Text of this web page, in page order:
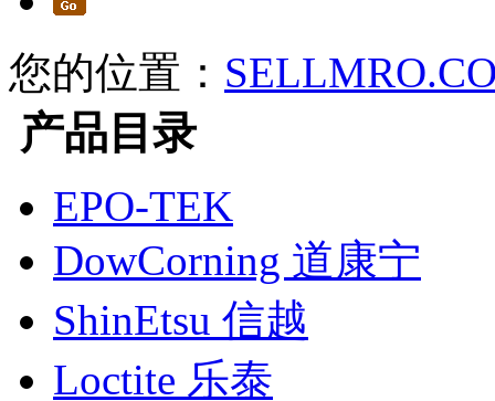
您的位置：
产品目录
EPO-TEK
DowCorning 道康宁
ShinEtsu 信越
Loctite 乐泰